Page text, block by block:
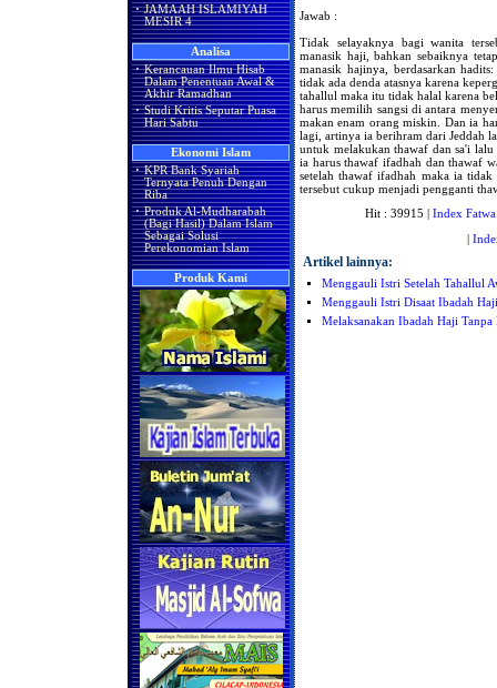
· JAMAAH ISLAMIYAH
MESIR 4
Analisa
· Kerancauan Ilmu Hisab
Dalam Penentuan Awal &
Akhir Ramadhan
· Studi Kritis Seputar Puasa
Hari Sabtu
Ekonomi Islam
· KPR Bank Syariah
Ternyata Penuh Dengan
Riba
· Produk Al-Mudharabah
(Bagi Hasil) Dalam Islam
Sebagai Solusi
Perekonomian Islam
Produk Kami
Jawab :
Tidak selayaknya bagi wanita
manasik haji, bahkan sebaiknya
manasik hajinya, berdasarkan
tidak ada denda atasnya karena
tahallul maka itu tidak halal karena
harus memilih sangsi di antara
makan enam orang miskin. Dan ia
lagi, artinya ia berihram dari Jeddah
untuk melakukan thawaf dan sa'i
ia harus thawaf ifadhah dan thawaf
setelah thawaf ifadhah maka ia
tersebut cukup menjadi pengganti
Hit : 39915 | Index Fatwa
|
Artikel lainnya:
Menggauli Istri Setelah Tahallul
Menggauli Istri Disaat Ibadah Haji
Melaksanakan Ibadah Haji Tanpa